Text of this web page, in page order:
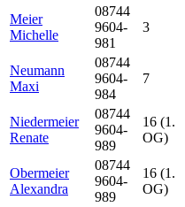
Meier
Michelle
08744
9604-
981
3
Neumann
Maxi
08744
9604-
984
7
Niedermeier
Renate
08744
9604-
989
16 (1.
OG)
Obermeier
Alexandra
08744
9604-
989
16 (1.
OG)